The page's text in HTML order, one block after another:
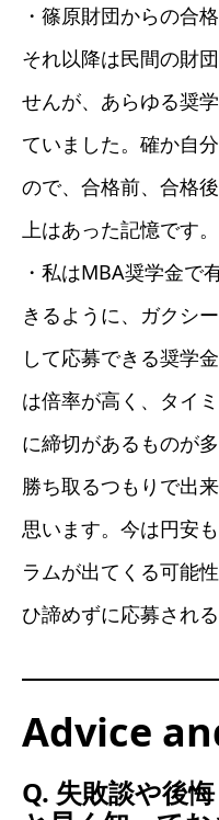
・篠原財団からの合
それ以降は民間の財
せんが、あらゆる奨
ていました。確か自
ので、合格前、合格
上はあった記憶です。
・私はMBA奨学金で
きるように、ガクシ
して応募できる奨学
は倍率が高く、タイ
に締切があるものが
勝ち取るつもりで出
思います。今は円安
ラムが出てくる可能
ひ諦めずに応募され
Advice
Q. 失敗談や後